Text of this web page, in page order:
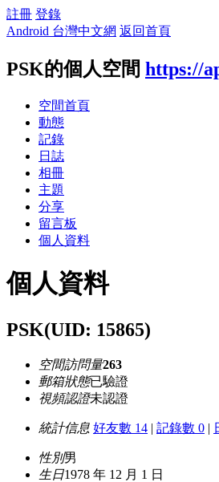
註冊 登錄
Android 台灣中文網 返回首頁
PSK的個人空間 https://
空間首頁
動態
記錄
日誌
相冊
主題
分享
留言板
個人資料
個人資料
PSK(UID: 15865)
空間訪問量263
郵箱狀態已驗證
視頻認證未認證
統計信息 好友數 14 | 記錄數 0 |
性別男
生日1978 年 12 月 1 日